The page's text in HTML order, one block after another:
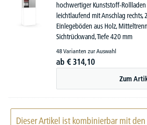
hochwertiger Kunststoff-
leichtlaufend mit Anschlag rechts,
Einlegeböden aus Holz,
Sichtrückwand, Tiefe 420 mm
48 Varianten zur Auswahl
ab € 314,10
Zum
Dieser Artikel ist kombinierbar mit den